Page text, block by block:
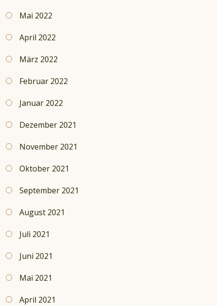
Mai 2022
April 2022
März 2022
Februar 2022
Januar 2022
Dezember 2021
November 2021
Oktober 2021
September 2021
August 2021
Juli 2021
Juni 2021
Mai 2021
April 2021